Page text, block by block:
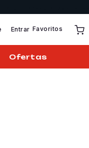
Entrar Favoritos
Ofertas